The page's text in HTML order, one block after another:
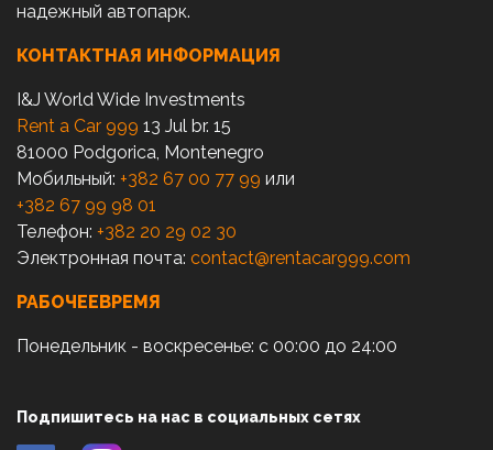
надежный автопарк.
КОНТАКТНАЯ ИНФОРМАЦИЯ
I&J World Wide Investments
Rent a Car 999 13 Jul br. 15
81000 Podgorica, Montenegro
Мобильный: +382 67 00 77 99 или
+382 67 99 98 01
Телефон: +382 20 29 02 30
Электронная почта: contact@rentacar999.com
РАБОЧЕЕВРЕМЯ
Понедельник - воскресенье: с 00:00 до 24:00
Подпишитесь на нас в социальных сетях